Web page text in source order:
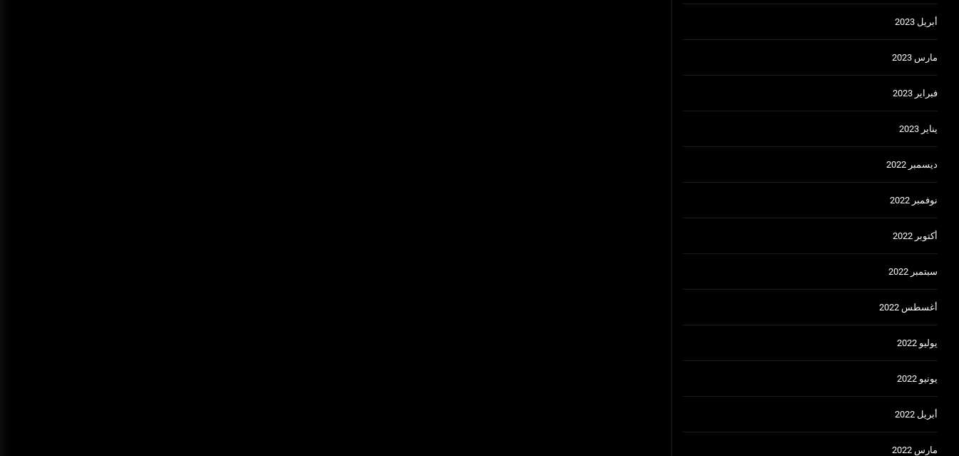
أبريل 2023
مارس 2023
فبراير 2023
يناير 2023
ديسمبر 2022
نوفمبر 2022
أكتوبر 2022
سبتمبر 2022
أغسطس 2022
يوليو 2022
يونيو 2022
أبريل 2022
مارس 2022